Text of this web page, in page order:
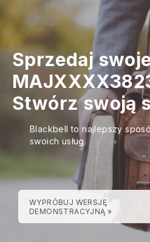
Sprzedaj
Stwórz swoją
Blackbell to najlepszy
swoich usług
WYPRÓBUJ WERSJĘ
DEMONSTRACYJNĄ »